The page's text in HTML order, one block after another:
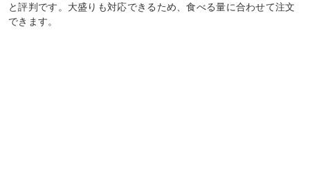
と評判です。大盛りも対応できるため、食べる量に合わせて注文
できます。